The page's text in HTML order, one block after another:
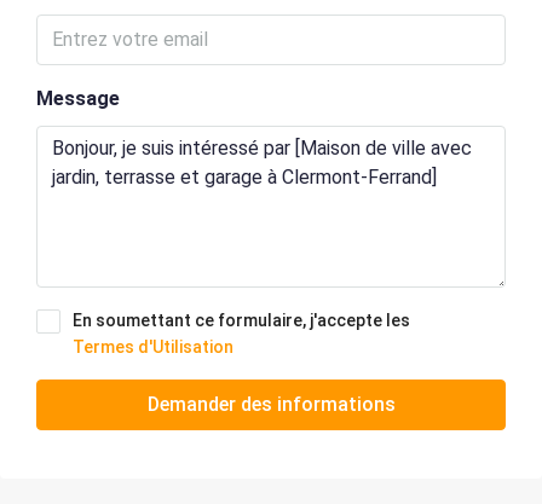
Message
En soumettant ce formulaire, j'accepte les
Termes d'Utilisation
Demander des informations